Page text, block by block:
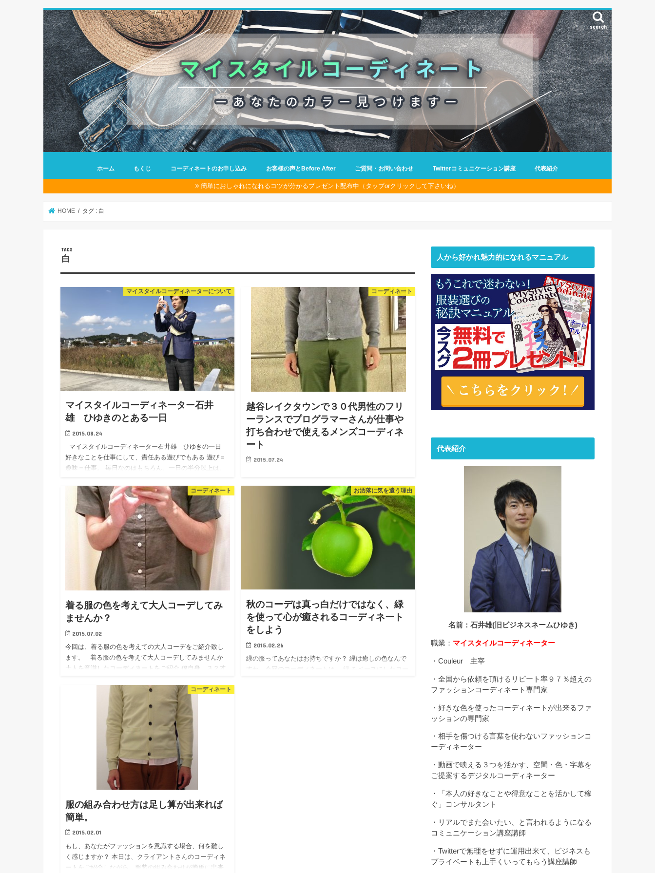
search
ホーム もくじ コーディネートのお申し込み お客様の声とBefore After ご質問・お問い合わせ Twitterコミュニケーション講座 代表紹介
簡単におしゃれになれるコツが分かるプレゼント配布中（タップorクリックして下さいね）
HOME タグ : 白
白
マイスタイルコーディネーターについて
マイスタイルコーディネーター石井
雄 ひゆきのとある一日
2015.08.24
マイスタイルコーディネーター石井雄 ひゆきの一日
好きなことを仕事にして、責任ある遊びでもある 遊び＝
趣味＝仕事。 毎日なのはもちろん、一日の半分以上は、
コーディネート
越谷レイクタウンで３０代男性のフリ
ーランスでプログラマーさんが仕事や
打ち合わせで使えるメンズコーディネ
ート
2015.07.24
ご紹介します。 今回も素敵なクライアントさんが登場し
ます。埼玉在住で飲み友達になったリピーターのNさんで
コーディネート
着る服の色を考えて大人コーデしてみ
ませんか？
2015.07.02
今回は、着る服の色を考えての大人コーデをご紹介致し
ます。 着る服の色を考えて大人コーデしてみませんか
大人を意識したコーディネートをご紹介 僕自身、３２才
お洒落に気を遣う理由
秋のコーデは真っ白だけではなく、緑
を使って心が癒されるコーディネート
をしよう
2015.02.26
緑の服ってあなたはお持ちですか？ 緑は癒しの色なんで
すね。今回のコーディネートは、 緑 をベースにしたコー
コーディネート
服の組み合わせ方は足し算が出来れば
簡単。
2015.02.01
もし、あなたがファッションを意識する場合、何を難し
く感じますか？ 本日は、クライアントさんのコーディネ
ートをご紹介しながら、服装の組み合わせが簡単に出来
人から好かれ魅力的になれるマニュアル
代表紹介
名前：石井雄(旧ビジネスネームひゆき)
職業： マイスタイルコーディネーター
・Couleur 主宰
・全国から依頼を頂けるリピート率９７％超えの
ファッションコーディネート専門家
・好きな色を使ったコーディネートが出来るファ
ッションの専門家
・相手を傷つける言葉を使わないファッションコ
ーディネーター
・動画で映える３つを活かす、空間・色・字幕を
ご提案するデジタルコーディネーター
・「本人の好きなことや得意なことを活かして稼
ぐ」コンサルタント
・リアルでまた会いたい、と言われるようになる
コミュニケーション講座講師
・Twitterで無理をせずに運用出来て、ビジネスも
プライベートも上手くいってもらう講座講師